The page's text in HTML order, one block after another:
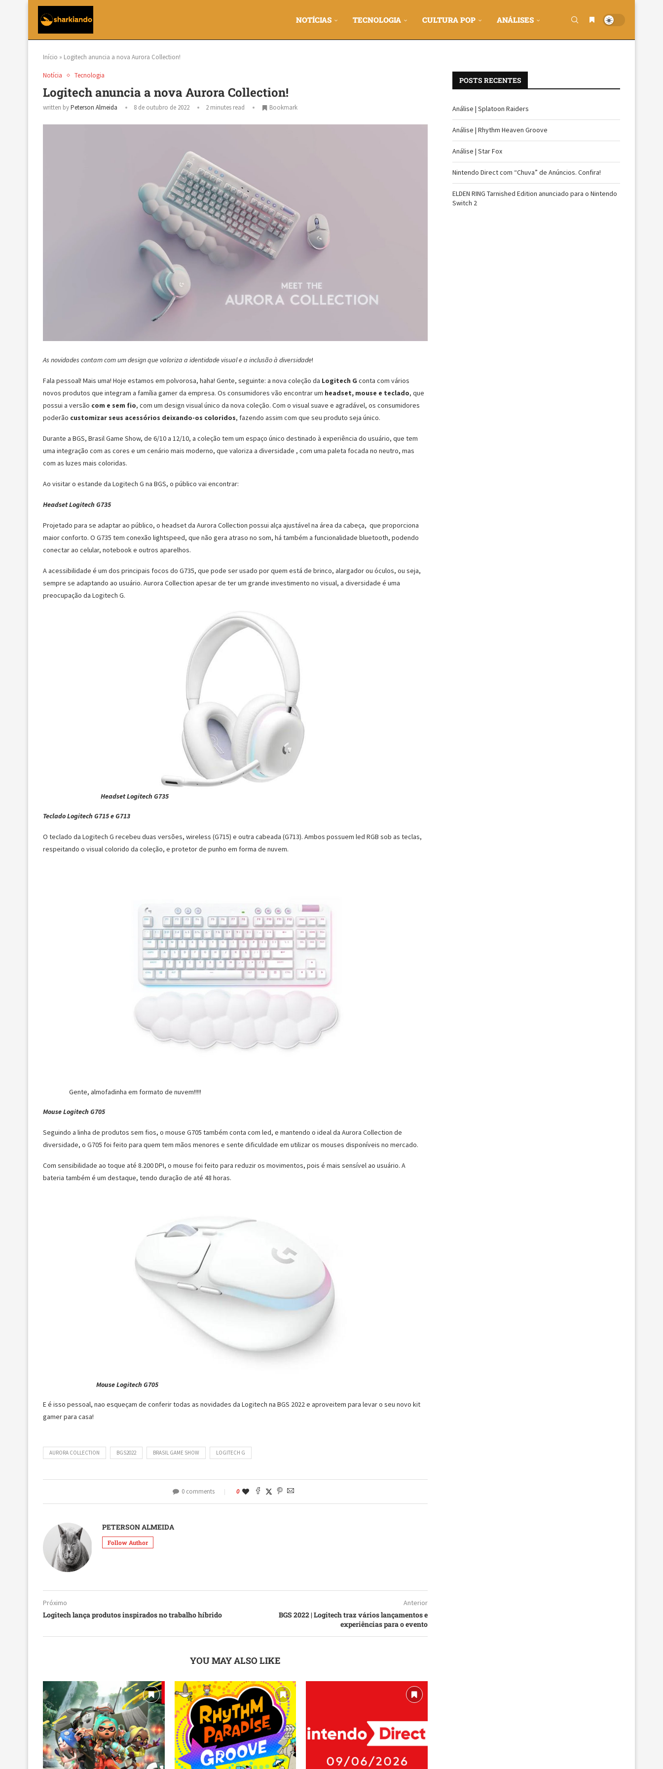
NOTÍCIAS TECNOLOGIA CULTURA POP ANÁLISES
Início » Logitech anuncia a nova Aurora Collection!
Notícia Tecnologia
Logitech anuncia a nova Aurora Collection!
written byPeterson Almeida 8 de outubro de 2022 2 minutes read Bookmark
As novidades contam com um design que valoriza a identidade visual e a inclusão à diversidade!
Fala pessoal! Mais uma! Hoje estamos em polvorosa, haha! Gente, seguinte: a nova coleção da Logitech G conta com vários
novos produtos que integram a família gamer da empresa. Os consumidores vão encontrar um headset, mouse e teclado, que
possui a versão com e sem fio, com um design visual único da nova coleção. Com o visual suave e agradável, os consumidores
poderão customizar seus acessórios deixando-os coloridos, fazendo assim com que seu produto seja único.
Durante a BGS, Brasil Game Show, de 6/10 a 12/10, a coleção tem um espaço único destinado à experiência do usuário, que tem
uma integração com as cores e um cenário mais moderno, que valoriza a diversidade , com uma paleta focada no neutro, mas
com as luzes mais coloridas.
Ao visitar o estande da Logitech G na BGS, o público vai encontrar:
Headset Logitech G735
Projetado para se adaptar ao público, o headset da Aurora Collection possui alça ajustável na área da cabeça, que proporciona
maior conforto. O G735 tem conexão lightspeed, que não gera atraso no som, há também a funcionalidade bluetooth, podendo
conectar ao celular, notebook e outros aparelhos.
A acessibilidade é um dos principais focos do G735, que pode ser usado por quem está de brinco, alargador ou óculos, ou seja,
sempre se adaptando ao usuário. Aurora Collection apesar de ter um grande investimento no visual, a diversidade é uma
preocupação da Logitech G.
Headset Logitech G735
Teclado Logitech G715 e G713
O teclado da Logitech G recebeu duas versões, wireless (G715) e outra cabeada (G713). Ambos possuem led RGB sob as teclas,
respeitando o visual colorido da coleção, e protetor de punho em forma de nuvem.
Gente, almofadinha em formato de nuvem!!!!!
Mouse Logitech G705
Seguindo a linha de produtos sem fios, o mouse G705 também conta com led, e mantendo o ideal da Aurora Collection de
diversidade, o G705 foi feito para quem tem mãos menores e sente dificuldade em utilizar os mouses disponíveis no mercado.
Com sensibilidade ao toque até 8.200 DPI, o mouse foi feito para reduzir os movimentos, pois é mais sensível ao usuário. A
bateria também é um destaque, tendo duração de até 48 horas.
Mouse Logitech G705
E é isso pessoal, nao esqueçam de conferir todas as novidades da Logitech na BGS 2022 e aproveitem para levar o seu novo kit
gamer para casa!
AURORA COLLECTION BGS2022 BRASIL GAME SHOW LOGITECH G
0 comments 0
PETERSON ALMEIDA
Follow Author
Próximo
Logitech lança produtos inspirados no trabalho híbrido
Anterior
BGS 2022 | Logitech traz vários lançamentos e
experiências para o evento
YOU MAY ALSO LIKE
POSTS RECENTES
Análise | Splatoon Raiders
Análise | Rhythm Heaven Groove
Análise | Star Fox
Nintendo Direct com “Chuva” de Anúncios. Confira!
ELDEN RING Tarnished Edition anunciado para o Nintendo
Switch 2